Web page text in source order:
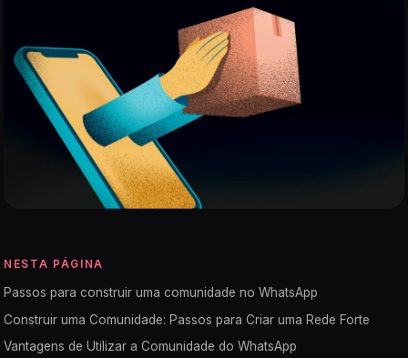
NESTA PÁGINA
Passos para construir uma comunidade no WhatsApp
Construir uma Comunidade: Passos para Criar uma Rede Forte
Vantagens de Utilizar a Comunidade do WhatsApp